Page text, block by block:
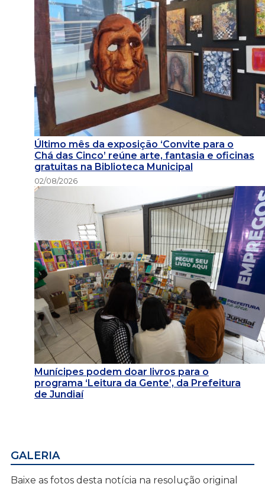
Último mês da exposição ‘Convite para o
Chá das Cinco’ reúne arte, fantasia e oficinas
gratuitas na Biblioteca Municipal
02/08/2026
Munícipes podem doar livros para o
programa ‘Leitura da Gente’, da Prefeitura
de Jundiaí
GALERIA
Baixe as fotos desta notícia na resolução original